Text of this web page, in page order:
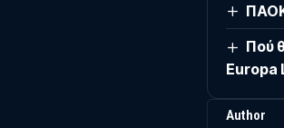
Πού
Europa
Author